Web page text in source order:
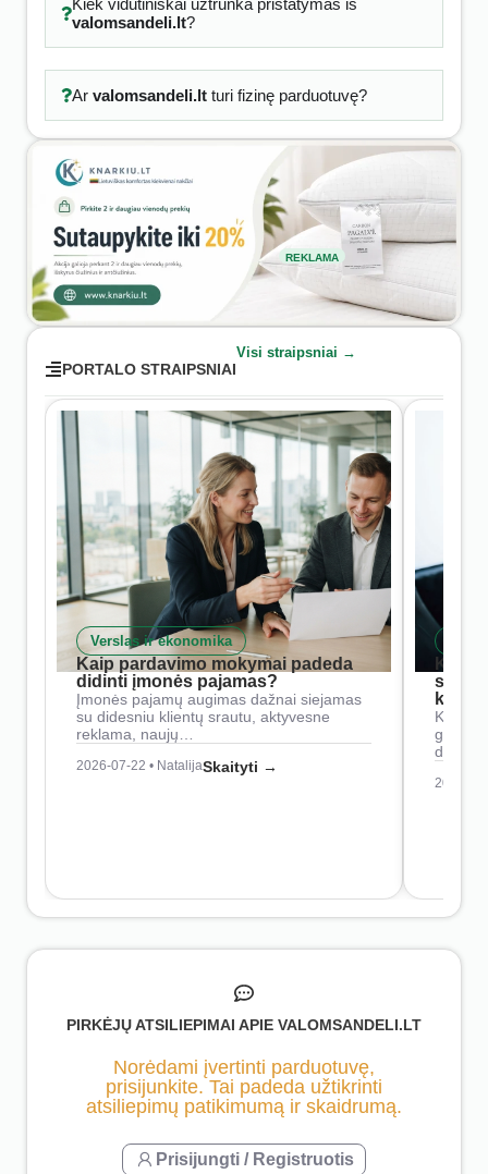
Kiek vidutiniškai užtrunka pristatymas iš
valomsandeli.lt?
Ar valomsandeli.ltturi fizinę parduotuvę?
REKLAMA
PORTALO STRAIPSNIAI
Visi straipsniai →
Verslas ir ekonomika
Kaip pardavimo mokymai padeda
didinti įmonės pajamas?
Įmonės pajamų augimas dažnai siejamas
su didesniu klientų srautu, aktyvesne
reklama, naujų…
2026-07-22 • NatalijaSkaityti →
Kaip
2026-
PIRKĖJŲ ATSILIEPIMAI APIE VALOMSANDELI.LT
Norėdami įvertinti parduotuvę,
prisijunkite. Tai padeda užtikrinti
atsiliepimų patikimumą ir skaidrumą.
Prisijungti / Registruotis